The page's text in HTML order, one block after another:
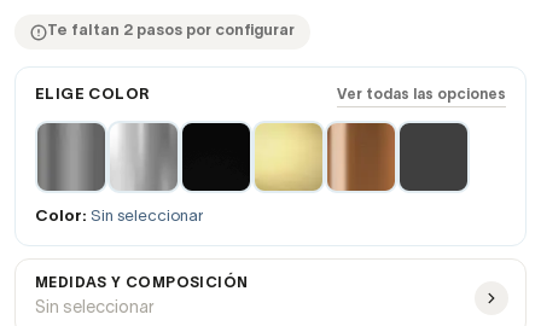
Te faltan 2 pasos por configurar
ELIGE COLOR Ver todas las opciones
Color: Sin seleccionar
MEDIDAS Y COMPOSICIÓN
Sin seleccionar